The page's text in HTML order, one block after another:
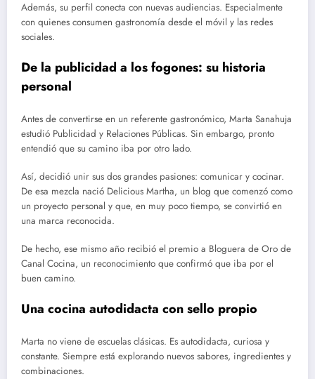
Además, su perfil conecta con nuevas audiencias. Especialmente
con quienes consumen gastronomía desde el móvil y las redes
sociales.
De la publicidad a los fogones: su historia
personal
Antes de convertirse en un referente gastronómico, Marta Sanahuja
estudió Publicidad y Relaciones Públicas. Sin embargo, pronto
entendió que su camino iba por otro lado.
Así, decidió unir sus dos grandes pasiones: comunicar y cocinar.
De esa mezcla nació Delicious Martha, un blog que comenzó como
un proyecto personal y que, en muy poco tiempo, se convirtió en
una marca reconocida.
De hecho, ese mismo año recibió el premio a Bloguera de Oro de
Canal Cocina, un reconocimiento que confirmó que iba por el
buen camino.
Una cocina autodidacta con sello propio
Marta no viene de escuelas clásicas. Es autodidacta, curiosa y
constante. Siempre está explorando nuevos sabores, ingredientes y
combinaciones.